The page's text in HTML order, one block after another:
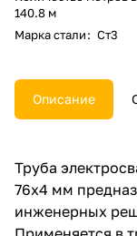
140.8 м
Марка стали: Ст3
Описание
Труба
76x4 мм
инженерных